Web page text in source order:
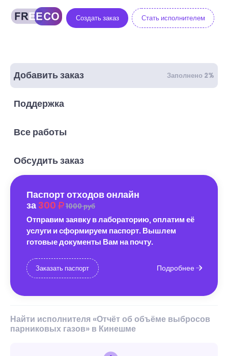
Создать заказ Стать исполнителем
Добавить заказ Заполнено 2%
Поддержка
Все работы
Обсудить заказ
Паспорт отходов онлайн
за 300 1000 руб
Отправим заявку в лабораторию, оплатим её
услуги и сформируем паспорт. Вышлем
готовые документы Вам на почту.
Заказать паспорт Подробнее
Найти исполнителя «Отчёт об объёме выбросов
парниковых газов» в Кинешме